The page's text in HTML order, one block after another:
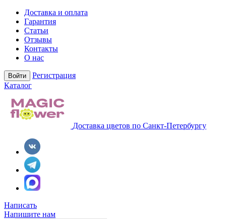
Доставка и оплата
Гарантия
Статьи
Отзывы
Контакты
О нас
Войти
Регистрация
Каталог
Доставка цветов по Санкт-Петербургу
Написать
Напишите нам